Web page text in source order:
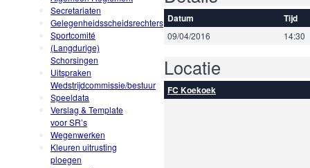
Secretariaten
Gelegenheidsscheidsrechters
Sportcomité
(Langdurige)
Schorsingen
Uitspraken
Wedstrijdcommissie/bestuur
Speeldata
Verslag & Template
voor SR’s
Wegenwerken
Kleuren uitrusting
ploegen
Datum Tijd
09/04/2016 14:30
Locatie
FC Koekoek